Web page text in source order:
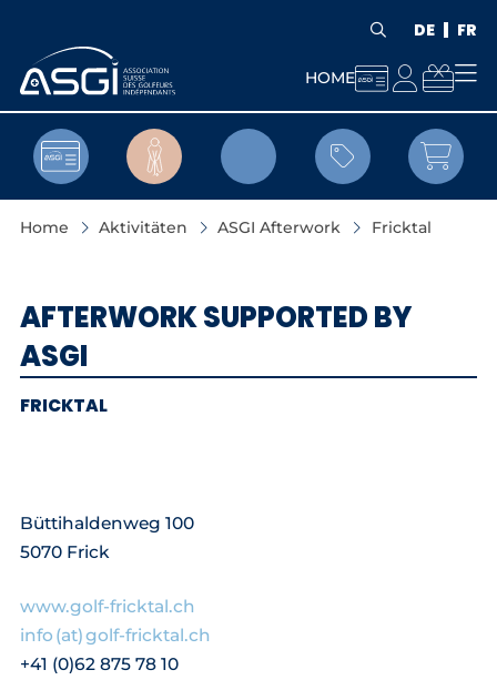
 DE FR
HOME  
 
Home Aktivitäten ASGI Afterwork Fricktal
AFTERWORK SUPPORTED BY
ASGI
FRICKTAL
Büttihaldenweg 100
5070 Frick
www.golf-fricktal.ch
info (at) golf-fricktal.ch
+41 (0)62 875 78 10